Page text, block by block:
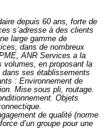
depuis 60 ans, forte de
s’adresse à des clients
large gamme de
dans de nombreux
ANR Services a la
volumes, en proposant la
ses établissements
: Environnement de
Mise sous pli, routage.
Objets
de qualité (norme
d’un groupe pour une